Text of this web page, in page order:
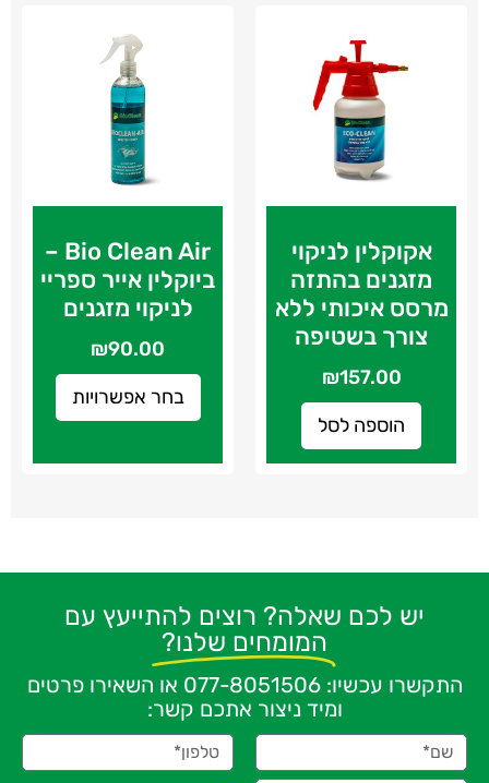
אקוקלין לניקוי
מזגנים בהתזה
מרסס איכותי ללא
צורך בשטיפה
₪157.00
הוספה לסל
Bio Clean Air –
ביוקלין אייר ספריי
לניקוי מזגנים
₪90.00
בחר אפשרויות
יש לכם שאלה? רוצים להתייעץ עם
המומחים שלנו?
התקשרו עכשיו:077-8051506 או השאירו פרטים
ומיד ניצור אתכם קשר: